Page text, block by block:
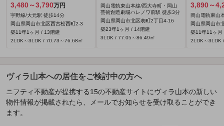
3,480～3,790万円
宇野線/大元駅 徒歩14分
岡山県岡山市北区西古松西町2-3
築11年1ヶ月 / 13階建
2LDK～3LDK / 70.73～76.68㎡
岡山電軌東山本線/西大寺町・岡山
芸術創造劇場ハレノワ前駅 徒歩3分
岡山県岡山市北区表町2丁目4-16
築23年1ヶ月 / 14階建
3LDK / 77.05～86.49㎡
3,890～
岡山電軌東山
岡山県岡山市
築11年11ヶ月
2LDK～3LDK
ヴィラ山本への居住をご検討中の方へ
ニフティ不動産が提携する15の不動産サイトにヴィラ山本の新しい
物件情報が掲載されたら、メールでお知らせを受け取ることができ
ます。